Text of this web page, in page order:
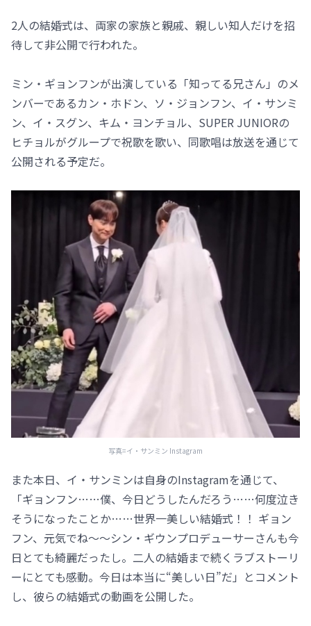
2人の結婚式は、両家の家族と親戚、親しい知人だけを招
待して非公開で行われた。
ミン・ギョンフンが出演している「知ってる兄さん」のメ
ンバーであるカン・ホドン、ソ・ジョンフン、イ・サンミ
ン、イ・スグン、キム・ヨンチョル、SUPER JUNIORの
ヒチョルがグループで祝歌を歌い、同歌唱は放送を通じて
公開される予定だ。
写真=イ・サンミン Instagram
また本日、イ・サンミンは自身のInstagramを通じて、
「ギョンフン……僕、今日どうしたんだろう……何度泣き
そうになったことか……世界一美しい結婚式！！ ギョン
フン、元気でね～～シン・ギウンプロデューサーさんも今
日とても綺麗だったし。二人の結婚まで続くラブストーリ
ーにとても感動。今日は本当に“美しい日”だ」とコメント
し、彼らの結婚式の動画を公開した。